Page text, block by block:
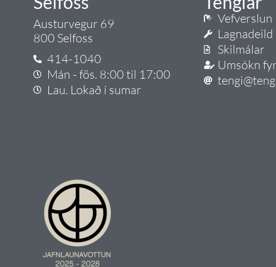
Austurvegur 69
800 Selfoss
414-1040
Mán - fös. 8:00 til 17:00
Lau. Lokað í sumar
Vefverslun
Lagnadeild
Skilmálar
Umsókn